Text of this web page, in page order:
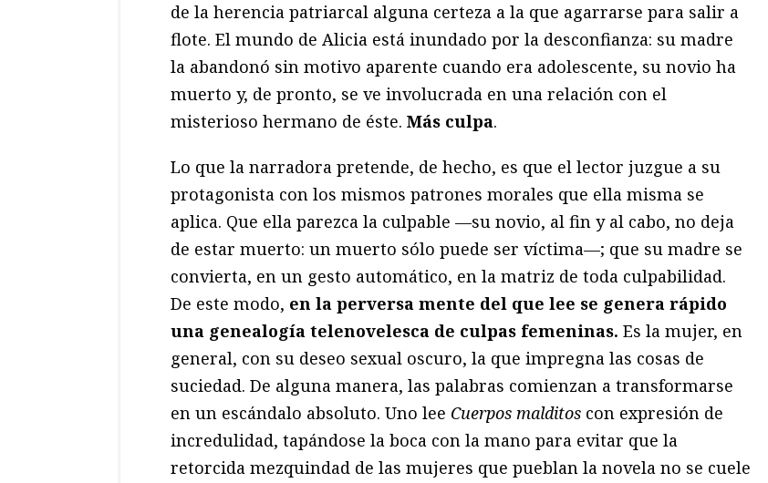
de la herencia patriarcal alguna certeza a la que agarrarse para salir a
flote. El mundo de Alicia está inundado por la desconfianza: su madre
la abandonó sin motivo aparente cuando era adolescente, su novio ha
muerto y, de pronto, se ve involucrada en una relación con el
misterioso hermano de éste. Más culpa.
Lo que la narradora pretende, de hecho, es que el lector juzgue a su
protagonista con los mismos patrones morales que ella misma se
aplica. Que ella parezca la culpable —su novio, al fin y al cabo, no deja
de estar muerto: un muerto sólo puede ser víctima—; que su madre se
convierta, en un gesto automático, en la matriz de toda culpabilidad.
De este modo, en la perversa mente del que lee se genera rápido
una genealogía telenovelesca de culpas femeninas. Es la mujer, en
general, con su deseo sexual oscuro, la que impregna las cosas de
suciedad. De alguna manera, las palabras comienzan a transformarse
en un escándalo absoluto. Uno lee Cuerpos malditos con expresión de
incredulidad, tapándose la boca con la mano para evitar que la
retorcida mezquindad de las mujeres que pueblan la novela no se cuele